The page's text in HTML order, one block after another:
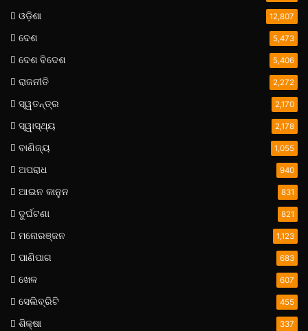
ଓଡ଼ିଶା 12,807
ଦେଶ 5,473
ଦେଶ ବିଦେଶ 5,406
ରାଜନୀତି 2,272
ସ୍ୱତନ୍ତ୍ର 2,170
ସ୍ୱାସ୍ଥ୍ୟ 2,178
ବାଣିଜ୍ୟ 1,055
ଅପରାଧ 940
ଆଇନ କାନୁନ 831
ଦୁର୍ଘଟଣା 821
ମନୋରଞ୍ଜନ 1,123
ପାଣିପାଗ 683
ଖେଳ 607
ସେଲିବ୍ରିଟି 455
ଶିକ୍ଷା 337